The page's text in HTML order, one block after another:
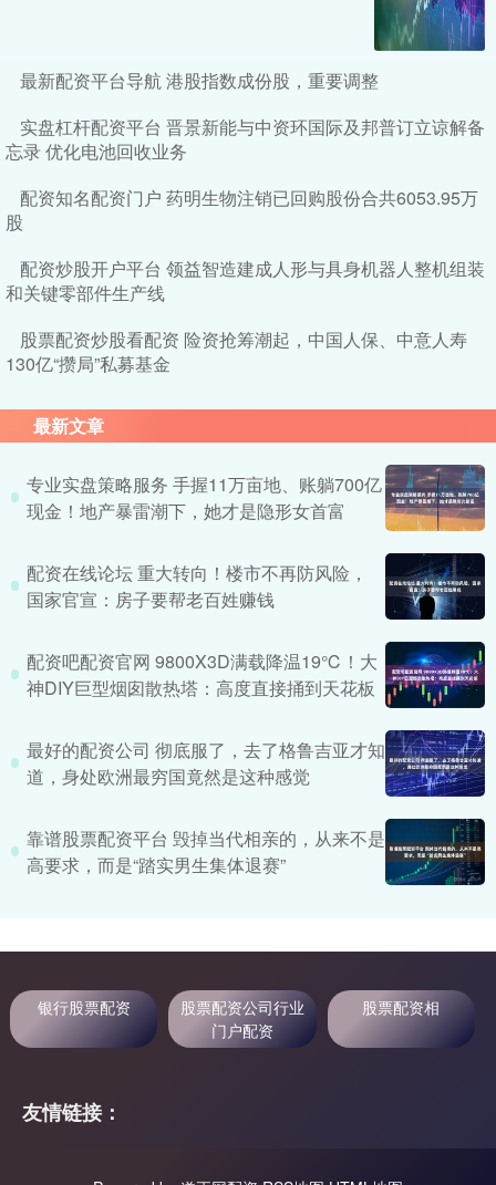
最新配资平台导航 港股指数成份股，重要调整
实盘杠杆配资平台 晋景新能与中资环国际及邦普订立谅解备
忘录 优化电池回收业务
配资知名配资门户 药明生物注销已回购股份合共6053.95万
股
配资炒股开户平台 领益智造建成人形与具身机器人整机组装
和关键零部件生产线
股票配资炒股看配资 险资抢筹潮起，中国人保、中意人寿
130亿“攒局”私募基金
最新文章
专业实盘策略服务 手握11万亩地、账躺700亿
现金！地产暴雷潮下，她才是隐形女首富
配资在线论坛 重大转向！楼市不再防风险，
国家官宣：房子要帮老百姓赚钱
配资吧配资官网 9800X3D满载降温19℃！大
神DIY巨型烟囱散热塔：高度直接捅到天花板
最好的配资公司 彻底服了，去了格鲁吉亚才知
道，身处欧洲最穷国竟然是这种感觉
靠谱股票配资平台 毁掉当代相亲的，从来不是
高要求，而是“踏实男生集体退赛”
银行股票配资
股票配资公司行业
门户配资
股票配资相
友情链接：